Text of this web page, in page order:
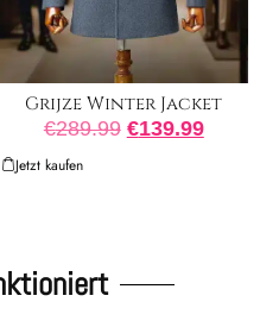
Grijze Winter Jacket
€289.99 €139.99
Jetzt kaufen